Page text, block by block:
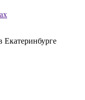
Екатеринбурге